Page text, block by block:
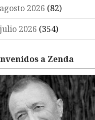
2026 (82)
2026 (354)
a Zenda